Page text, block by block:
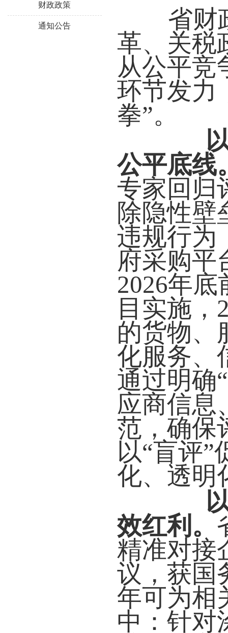
财政政策
通知公告
省财
革、关税
从公平竞
环节发力
拳”。
公平底线
专家回归
除隐性壁
违规行为
府采购平
2026年
目实施，
的货物、
化服务、
通过明确
应商信息
范，确保
以“盲评”
化、透明
效红利。
精准对接
议，获国
年可为相
中：针对